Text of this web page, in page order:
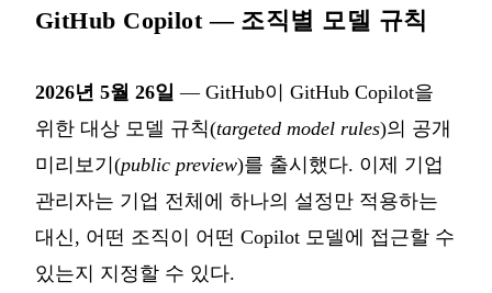
GitHub Copilot — 조직별 모델 규칙
2026년 5월 26일 — GitHub이 GitHub Copilot을
위한 대상 모델 규칙(targeted model rules)의 공개
미리보기(public preview)를 출시했다. 이제 기업
관리자는 기업 전체에 하나의 설정만 적용하는
대신, 어떤 조직이 어떤 Copilot 모델에 접근할 수
있는지 지정할 수 있다.